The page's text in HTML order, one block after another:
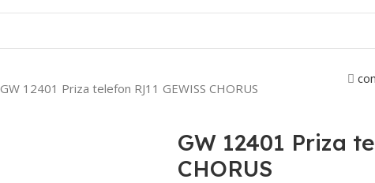
GW 12401 Priza telefon RJ11 GEWISS CHORUS
GW 12401 Priza
CHORUS